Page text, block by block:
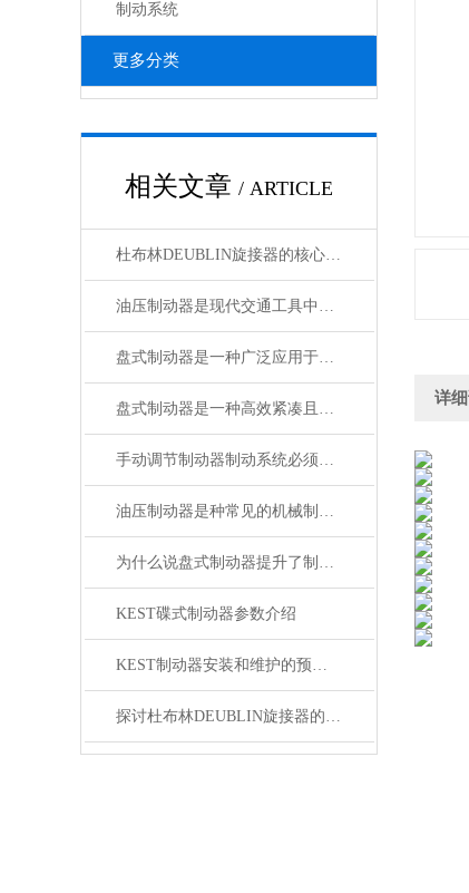
制动系统
更多分类
相关文章 / ARTICLE
杜布林DEUBLIN旋接器的核心在于转子与外壳之间的相对旋转
油压制动器是现代交通工具中常见的制动系统
盘式制动器是一种广泛应用于各类车辆和机械设备的制动系统
盘式制动器是一种高效紧凑且散热性能好的制动系统
手动调节制动器制动系统必须具备的功能
油压制动器是种常见的机械制动装置
为什么说盘式制动器提升了制动安全性？
KEST碟式制动器参数介绍
KEST制动器安装和维护的预防措施
探讨杜布林DEUBLIN旋接器的密封故障
详细